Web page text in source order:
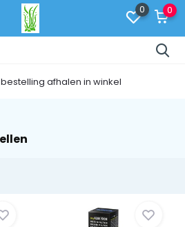
0 0
afhalen in winkel